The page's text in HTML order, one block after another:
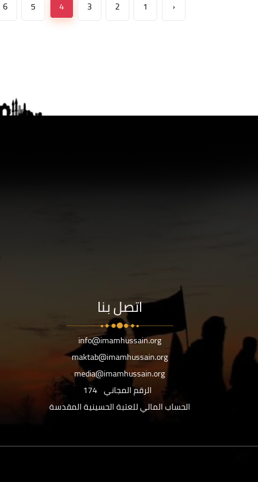
‹
1
2
3
4
5
6
اتصل بنا
info@imamhussain.org
maktab@imamhussain.org
media@imamhussain.org
الرقم المجاني 174
الحساب المالي للعتبة الحسينية المقدسة